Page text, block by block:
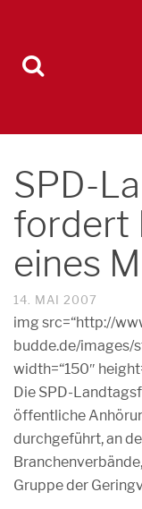
SPD-
fordert
eines
14. MAI 2007
img src=“http://
budde.de/images/
width=“150″
Die SPD-
öffentliche
durchgeführt, an
Gruppe der